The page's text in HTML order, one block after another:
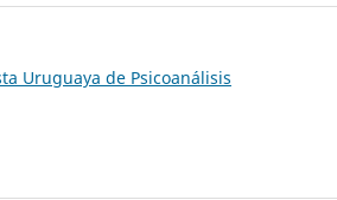
Uruguaya de Psicoanálisis